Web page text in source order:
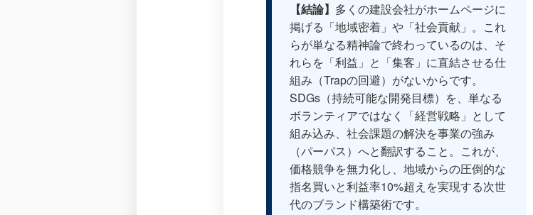
【結論】 多くの建設会社がホームページに
掲げる「地域密着」や「社会貢献」。これ
らが単なる精神論で終わっているのは、そ
れらを「利益」と「集客」に直結させる仕
組み（Trapの回避）がないからです。
SDGs（持続可能な開発目標）を、単なる
ボランティアではなく「経営戦略」として
組み込み、社会課題の解決を事業の強み
（パーパス）へと翻訳すること。これが、
価格競争を無力化し、地域からの圧倒的な
指名買いと利益率10%超えを実現する次世
代のブランド構築術です。